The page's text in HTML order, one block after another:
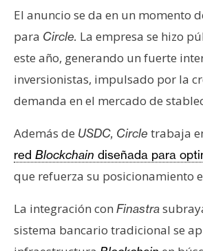
El anuncio se da en un momento
para Circle. La empresa se hizo
este año, generando un fuerte
inversionistas, impulsado por la
demanda en el mercado de
Además de USDC, Circle trabaja
red Blockchain diseñada para
que refuerza su posicionamiento
La integración con Finastra
sistema bancario tradicional se